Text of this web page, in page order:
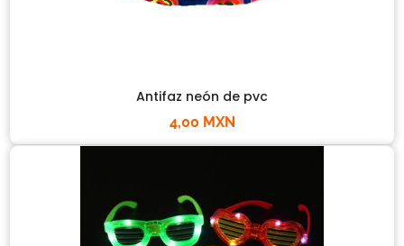
Antifaz neón de pvc
4,00 MXN